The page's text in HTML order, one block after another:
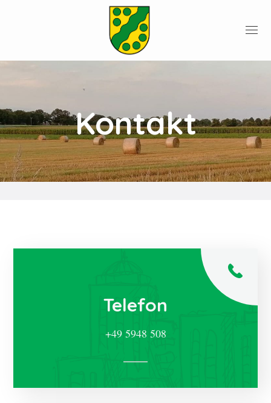
Kontakt
Telefon
+49 5948 508